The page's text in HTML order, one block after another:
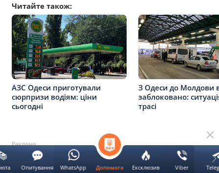
Читайте також:
АЗС Одеси приготували
сюрпризи водіям: ціни
сьогодні
З Одеси до Молдови
заблоковано:
трасі
Реклама
Однією з головних особливостей "Онікса" є
Допомога Ексклюзив Viber
Опитування WhatsApp